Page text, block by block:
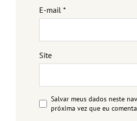
E-mail *
Site
Salvar meus dados neste
próxima vez que eu